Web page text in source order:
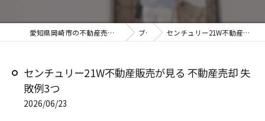
愛知県岡崎市の不動産売却ならセンチュリー21 W不動産販売 ブログ センチュリー21W不動産販売が見る 不動産売却 失敗例3つ
センチュリー21W不動産販売が見る 不動産売却 失
敗例3つ
2026/06/23